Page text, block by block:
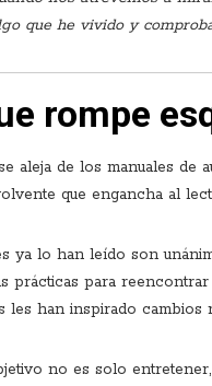
que he vivido y
rompe
aleja de los manuales de
que engancha al
ya lo han leído son
prácticas para
les han inspirado cambios
no es solo